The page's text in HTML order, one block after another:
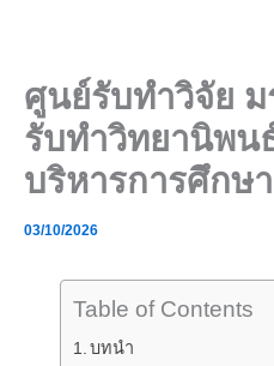
ศูนย์รับทำวิจัย
รับทำวิทยานิพน
บริหารการศึกษา
03/10/2026
Table of Contents
บทนำ